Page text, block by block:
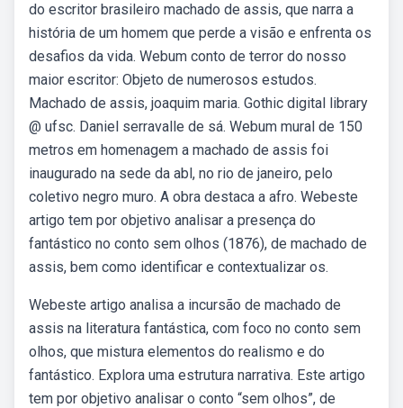
do escritor brasileiro machado de assis, que narra a
história de um homem que perde a visão e enfrenta os
desafios da vida. Webum conto de terror do nosso
maior escritor: Objeto de numerosos estudos.
Machado de assis, joaquim maria. Gothic digital library
@ ufsc. Daniel serravalle de sá. Webum mural de 150
metros em homenagem a machado de assis foi
inaugurado na sede da abl, no rio de janeiro, pelo
coletivo negro muro. A obra destaca a afro. Webeste
artigo tem por objetivo analisar a presença do
fantástico no conto sem olhos (1876), de machado de
assis, bem como identificar e contextualizar os.
Webeste artigo analisa a incursão de machado de
assis na literatura fantástica, com foco no conto sem
olhos, que mistura elementos do realismo e do
fantástico. Explora uma estrutura narrativa. Este artigo
tem por objetivo analisar o conto “sem olhos”, de